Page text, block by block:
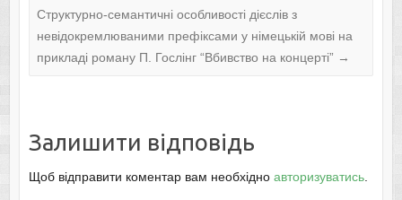
Структурно-семантичні особливості дієслів з
невідокремлюваними префіксами у німецькій мові на
прикладі роману П. Гослінг “Вбивство на концерті” →
Залишити відповідь
Щоб відправити коментар вам необхідно авторизуватись.